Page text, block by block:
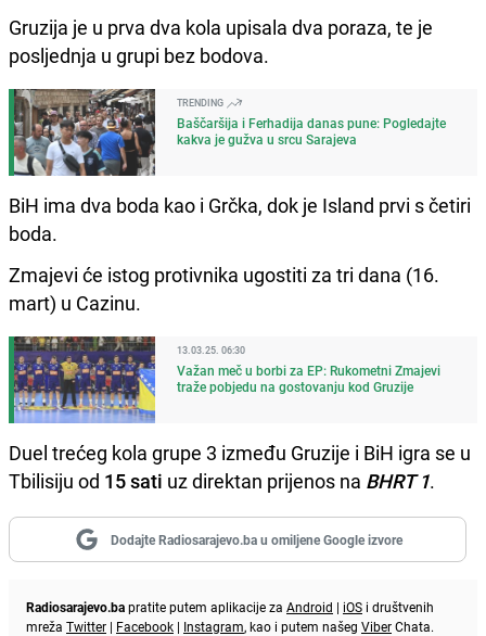
Gruzija je u prva dva kola upisala dva poraza, te je
posljednja u grupi bez bodova.
TRENDING
Baščaršija i Ferhadija danas pune: Pogledajte
kakva je gužva u srcu Sarajeva
BiH ima dva boda kao i Grčka, dok je Island prvi s četiri
boda.
Zmajevi će istog protivnika ugostiti za tri dana (16.
mart) u Cazinu.
13.03.25. 06:30
Važan meč u borbi za EP: Rukometni Zmajevi
traže pobjedu na gostovanju kod Gruzije
Duel trećeg kola grupe 3 između Gruzije i BiH igra se u
Tbilisiju od 15 sati uz direktan prijenos na BHRT 1.
Dodajte Radiosarajevo.ba u omiljene Google izvore
Radiosarajevo.bapratite putem aplikacije za Android | iOS i društvenih
mreža Twitter | Facebook | Instagram, kao i putem našeg ViberChata.